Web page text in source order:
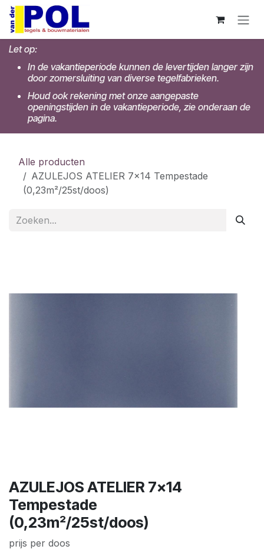
Overslaan naar inhoud
Let op:
In de vakantieperiode kunnen de levertijden langer zijn
door zomersluiting van diverse tegelfabrieken.
Houd ook rekening met onze aangepaste
openingstijden in de vakantieperiode, zie onderaan de
pagina.
Alle producten
AZULEJOS ATELIER 7x14 Tempestade
(0,23m²/25st/doos)
AZULEJOS ATELIER 7x14
Tempestade
(0,23m²/25st/doos)
prijs per doos